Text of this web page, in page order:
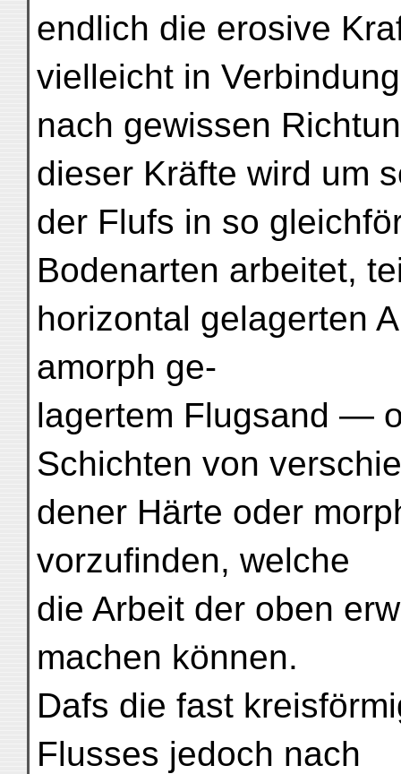
endlich die erosive
vielleicht in
nach gewissen
dieser Kräfte wird um
der Flufs in so
Bodenarten arbeitet,
horizontal gelagerten
amorph ge-
lagertem Flugsand —
Schichten von
dener Härte oder
vorzufinden, welche
die Arbeit der oben
machen können.
Dafs die fast
Flusses jedoch nach